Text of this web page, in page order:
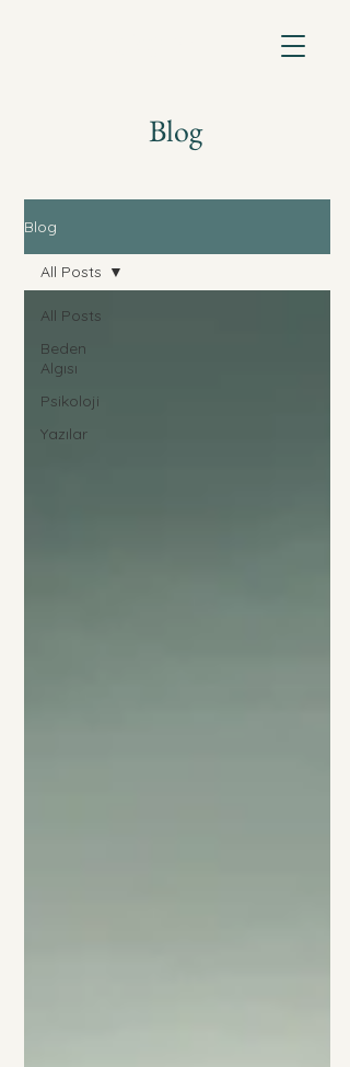
Blog
Blog
All Posts
Beden
Algısı
Psikoloji
Yazılar
All Posts